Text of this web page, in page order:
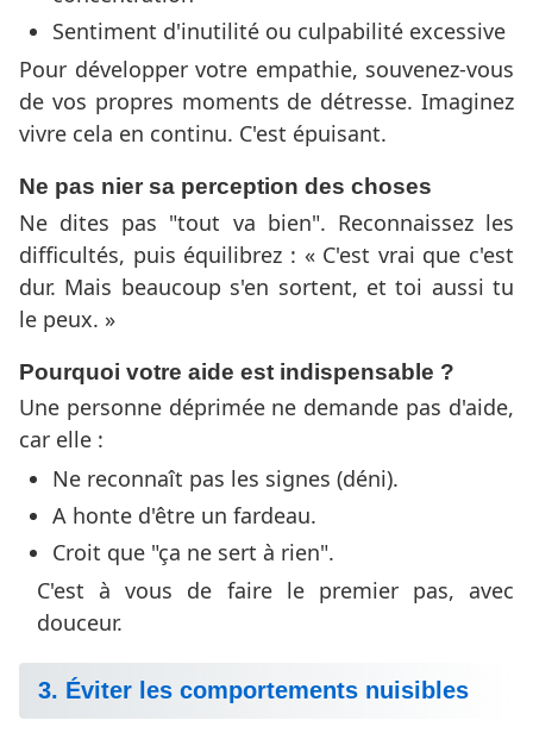
Sentiment d'inutilité ou culpabilité excessive
Pour développer votre empathie, souvenez-vous
de vos propres moments de détresse. Imaginez
vivre cela en continu. C'est épuisant.
Ne pas nier sa perception des choses
Ne dites pas "tout va bien". Reconnaissez les
difficultés, puis équilibrez : « C'est vrai que c'est
dur. Mais beaucoup s'en sortent, et toi aussi tu
le peux. »
Pourquoi votre aide est indispensable ?
Une personne déprimée ne demande pas d'aide,
car elle :
Ne reconnaît pas les signes (déni).
A honte d'être un fardeau.
Croit que "ça ne sert à rien".
C'est à vous de faire le premier pas, avec
douceur.
3. Éviter les comportements nuisibles